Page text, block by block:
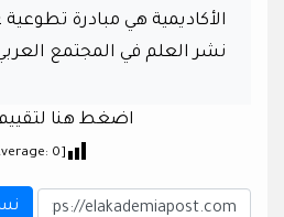
الأكاديمية هي مبادرة
نشر العلم في المجتمع
اضغط هنا لتقييم
[Average:
0